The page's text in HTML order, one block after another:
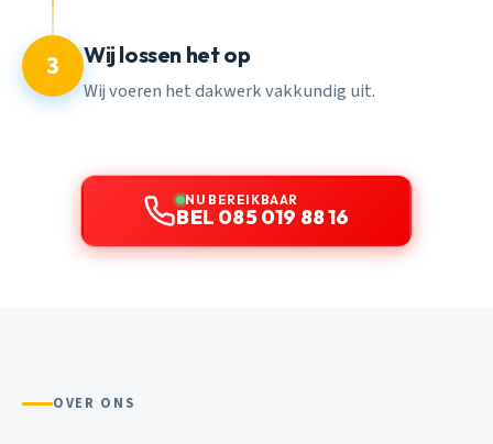
3 Wij lossen het op
Wij voeren het dakwerk vakkundig uit.
NU BEREIKBAAR
BEL 085 019 88 16
OVER ONS